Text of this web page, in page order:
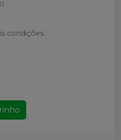
condições